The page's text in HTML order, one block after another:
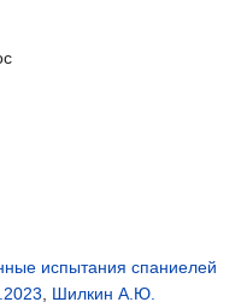
испытания спаниелей
, Шилкин А.Ю.